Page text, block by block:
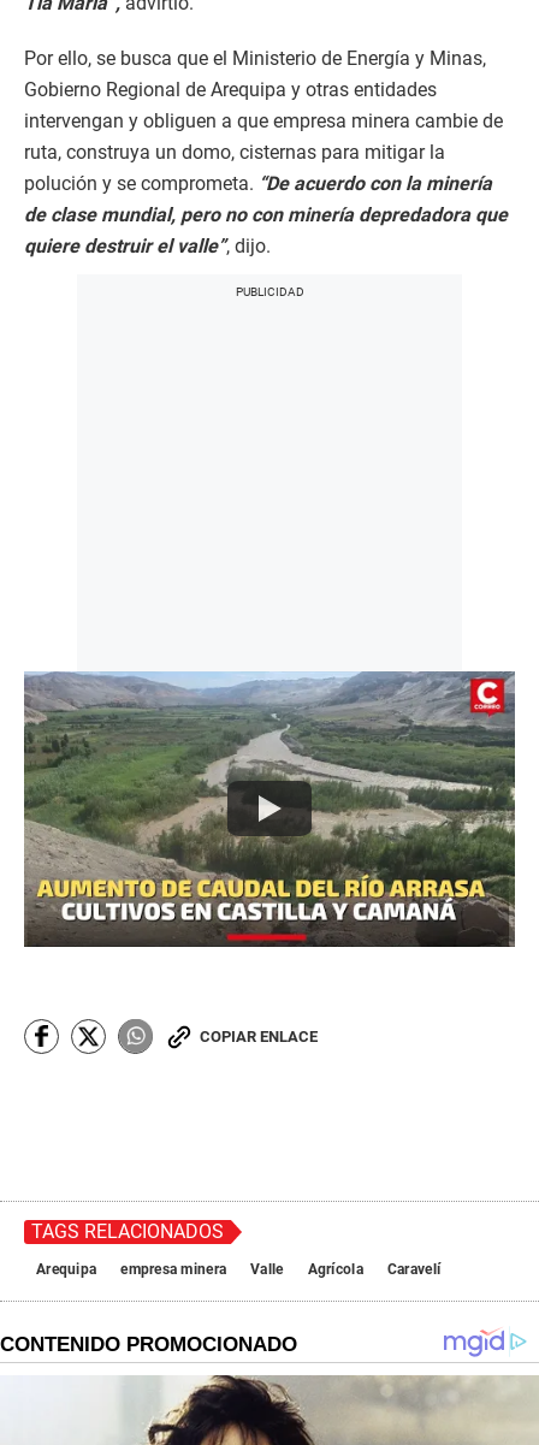
Por ello, se busca que el Ministerio de Energía y Minas,
Gobierno Regional de Arequipa y otras entidades
intervengan y obliguen a que empresa minera cambie de
ruta, construya un domo, cisternas para mitigar la
polución y se comprometa. “De acuerdo con la minería
de clase mundial, pero no con minería depredadora que
quiere destruir el valle”, dijo.
COPIAR ENLACE
TAGS RELACIONADOS
Arequipa empresa minera Valle Agrícola Caravelí